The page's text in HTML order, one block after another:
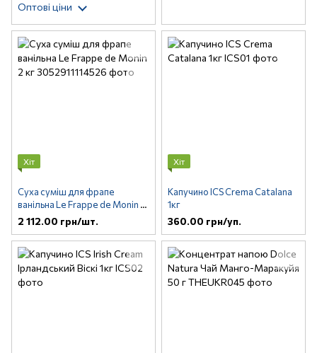
Оптові ціни
Хіт
Суха суміш для фрапе
ванільна Le Frappe de Monin 2
кг
2 112.00 грн/шт.
Хіт
Капучино ICS Crema Catalana
1кг
360.00 грн/уп.